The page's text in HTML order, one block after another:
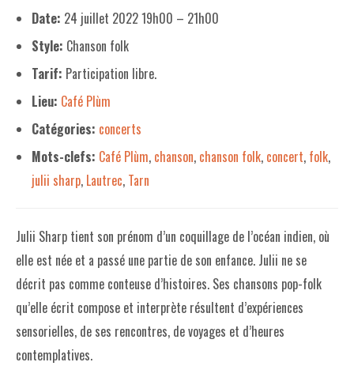
LE PROGRAMME
DÉTAIL DES ÉVÉNEMENTS
LA SAISON CULTURELLE
LE PROJET DE TERRITOIRE
LE CAFÉ/RESTO
LA CARTE
NOS FOURNISSEUR·EUSE·S
LA LIBRAIRIE
UNE LIBRAIRIE INDÉPENDANTE
Date: 24 juillet 2022 19h00 – 21h00
Style: Chanson folk
Tarif: Participation libre.
Lieu: Café Plùm
Catégories: concerts
Mots-clefs: Café Plùm, chanson, chanson folk, concert, folk,
julii sharp, Lautrec, Tarn
Julii Sharp tient son prénom d’un coquillage de l’océan indien, où
elle est née et a passé une partie de son enfance. Julii ne se
décrit pas comme conteuse d’histoires. Ses chansons pop-folk
qu’elle écrit compose et interprète résultent d’expériences
sensorielles, de ses rencontres, de voyages et d’heures
contemplatives.